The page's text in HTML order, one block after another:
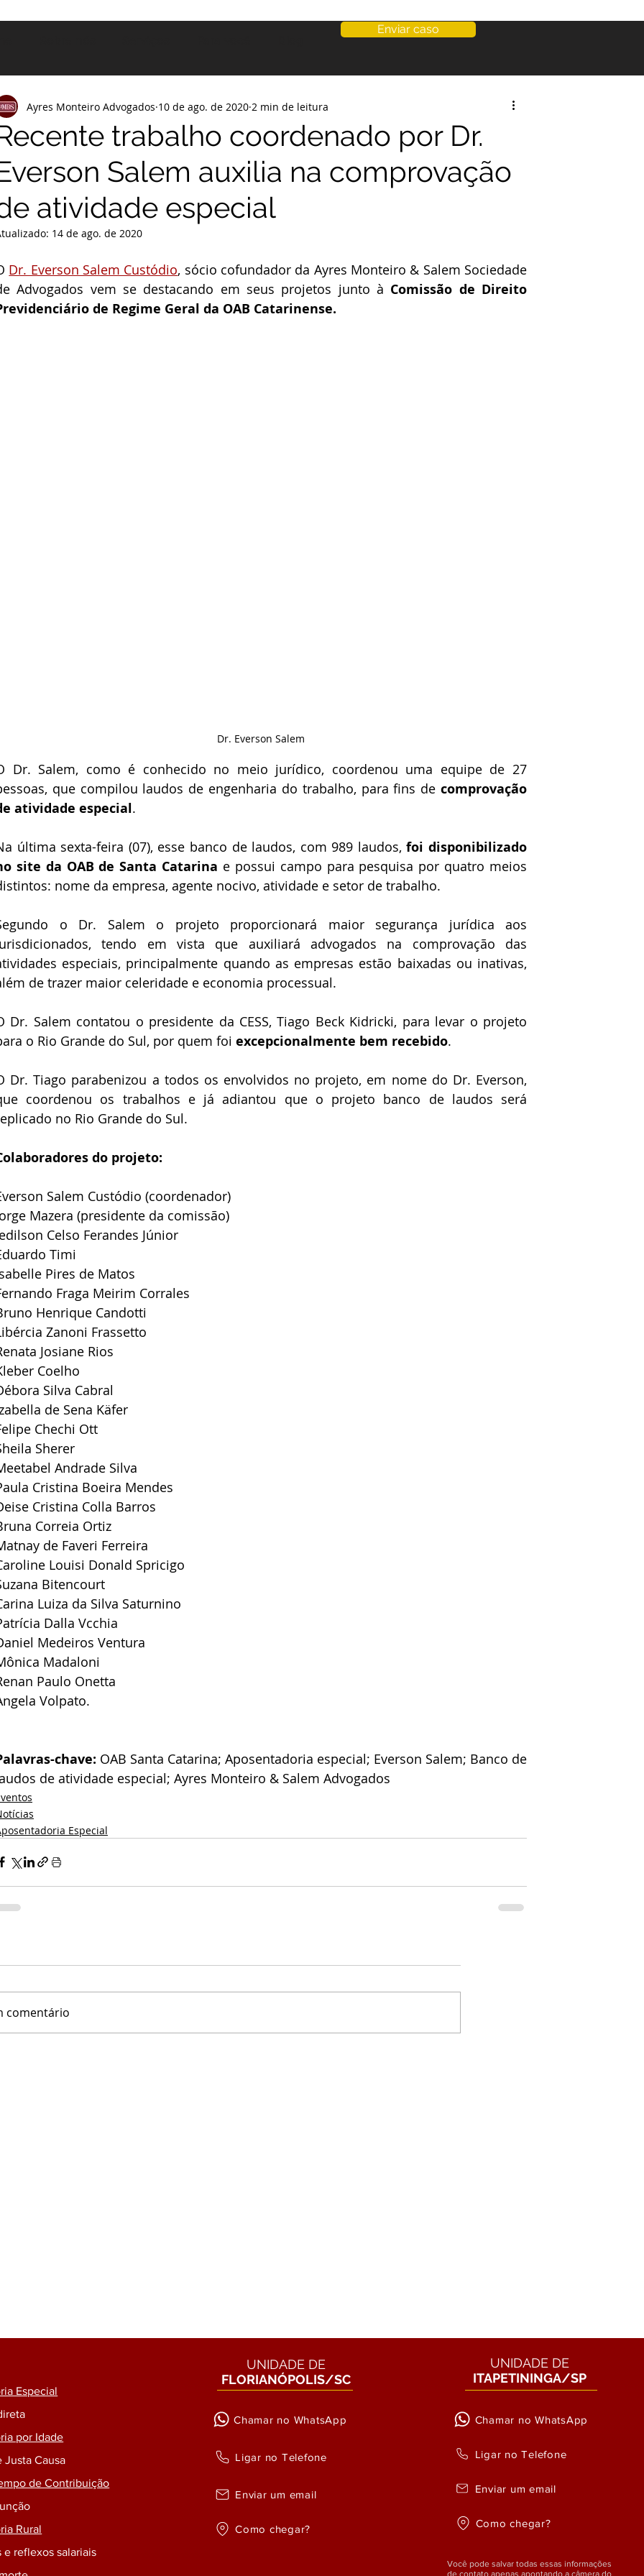
Enviar caso
trabalho coordenado por Dr.
Salem auxilia na comprovação
atividade especial
Ayres Monteiro Advogados 10 de ago. de 2020 2 min de leitura
14 de ago. de 2020
Dr. Everson Salem Custódio, sócio cofundador da Ayres Monteiro & Salem Sociedade
Advogados vem se destacando em seus projetos junto à Comissão de Direito
de Regime Geral da OAB Catarinense.
Dr. Everson Salem
Dr. Salem, como é conhecido no meio jurídico, coordenou uma equipe de 27
que compilou laudos de engenharia do trabalho, para fins de comprovação
atividade especial.
última sexta-feira (07), esse banco de laudos, com 989 laudos, foi disponibilizado
site da OAB de Santa Catarina e possui campo para pesquisa por quatro meios
nome da empresa, agente nocivo, atividade e setor de trabalho.
o Dr. Salem o projeto proporcionará maior segurança jurídica aos
tendo em vista que auxiliará advogados na comprovação das
especiais, principalmente quando as empresas estão baixadas ou inativas,
de trazer maior celeridade e economia processual.
Dr. Salem contatou o presidente da CESS, Tiago Beck Kidricki, para levar o projeto
o Rio Grande do Sul, por quem foi excepcionalmente bem recebido.
Dr. Tiago parabenizou a todos os envolvidos no projeto, em nome do Dr. Everson,
coordenou os trabalhos e já adiantou que o projeto banco de laudos será
no Rio Grande do Sul.
do projeto:
Salem Custódio (coordenador)
Mazera (presidente da comissão)
Celso Ferandes Júnior
Timi
Pires de Matos
Fraga Meirim Corrales
Henrique Candotti
Zanoni Frassetto
Josiane Rios
Coelho
Silva Cabral
de Sena Käfer
Chechi Ott
Sherer
Andrade Silva
Cristina Boeira Mendes
Cristina Colla Barros
Correia Ortiz
de Faveri Ferreira
Louisi Donald Spricigo
Bitencourt
Luiza da Silva Saturnino
Dalla Vcchia
Medeiros Ventura
Madaloni
Paulo Onetta
Volpato.
chave: OAB Santa Catarina; Aposentadoria especial; Everson Salem; Banco de
de atividade especial; Ayres Monteiro & Salem Advogados
Especial
comentário
Especial
por Idade
Justa Causa
de Contribuição
Rural
e reflexos salariais
UNIDADE DE
FLORIANÓPOLIS/SC
Chamar no WhatsApp
Ligar no Telefone
Enviar um email
Como chegar?
UNIDADE DE
ITAPETININGA/SP
Chamar no WhatsApp
Ligar no Telefone
Enviar um email
Como chegar?
Você pode salvar todas essas informações
de contato apenas apontando a câmera do